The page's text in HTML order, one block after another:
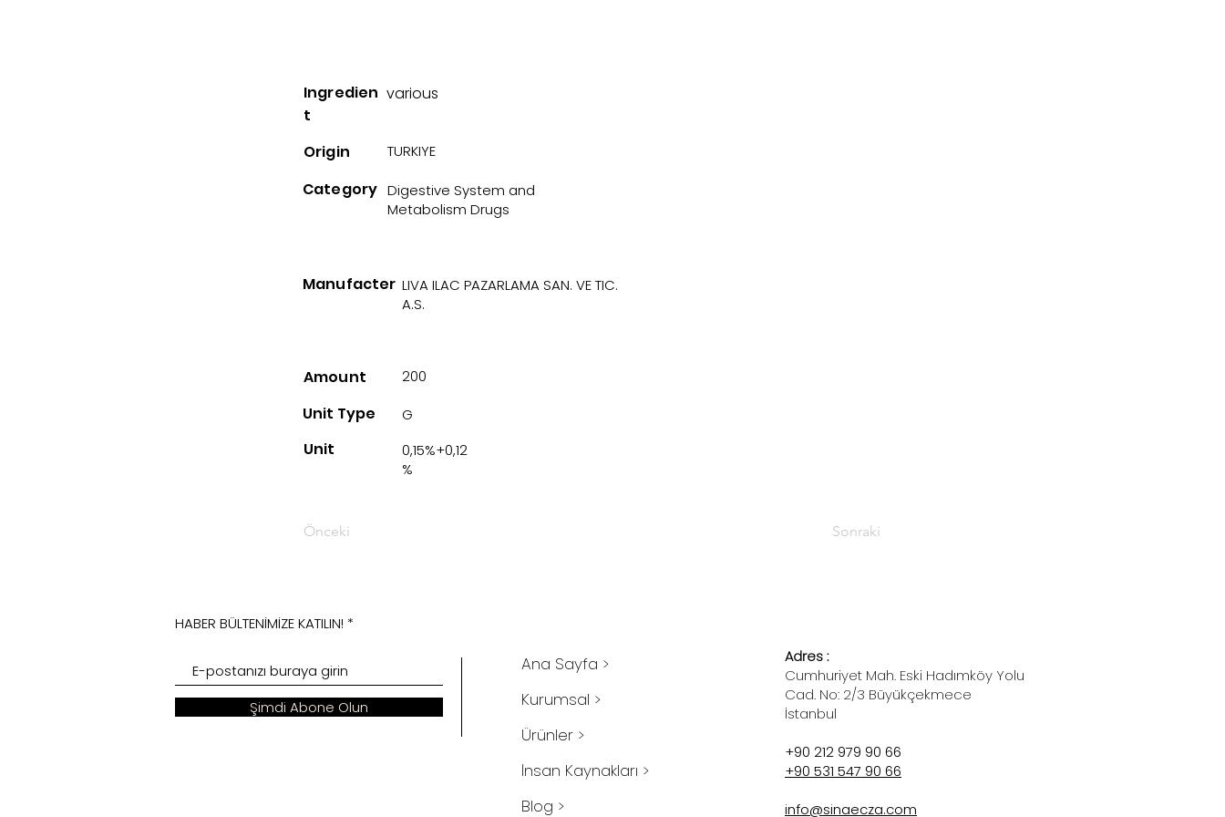
Ingredien
t
various
Origin TURKIYE
Category Digestive System and
Metabolism Drugs
Manufacter LIVA ILAC PAZARLAMA SAN. VE TIC.
A.S.
Amount 200
Unit Type
Unit
G
0,15%+0,12
%
Önceki Sonraki
HABER BÜLTENİMİZE KATILIN!
Şimdi Abone Olun
Ana Sayfa >
Kurumsal >
Ürünler >
İnsan Kaynakları >
Blog >
Adres :
Cumhuriyet Mah. Eski Hadımköy Yolu
Cad. No: 2/3 Büyükçekmece
İstanbul
+90 212 979 90 66
+90 531 547 90 66
info@sinaecza.com